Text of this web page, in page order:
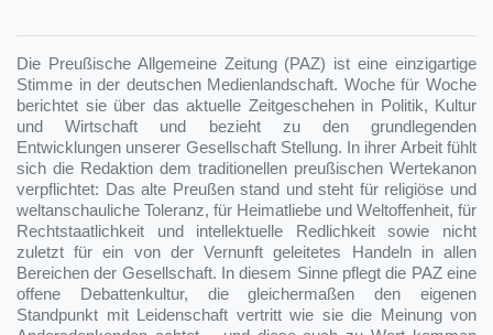
Die Preußische Allgemeine Zeitung (PAZ) ist eine einzigartige
Stimme in der deutschen Medienlandschaft. Woche für Woche
berichtet sie über das aktuelle Zeitgeschehen in Politik, Kultur
und Wirtschaft und bezieht zu den grundlegenden
Entwicklungen unserer Gesellschaft Stellung. In ihrer Arbeit fühlt
sich die Redaktion dem traditionellen preußischen Wertekanon
verpflichtet: Das alte Preußen stand und steht für religiöse und
weltanschauliche Toleranz, für Heimatliebe und Weltoffenheit, für
Rechtstaatlichkeit und intellektuelle Redlichkeit sowie nicht
zuletzt für ein von der Vernunft geleitetes Handeln in allen
Bereichen der Gesellschaft. In diesem Sinne pflegt die PAZ eine
offene Debattenkultur, die gleichermaßen den eigenen
Standpunkt mit Leidenschaft vertritt wie sie die Meinung von